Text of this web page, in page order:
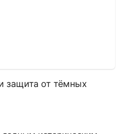
защита от тёмных